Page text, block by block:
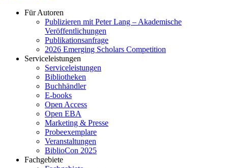
Für Autoren
Publizieren mit Peter Lang – Akademische
Veröffentlichungen
Publikationsanfrage
2026 Emerging Scholars Competition
Serviceleistungen
Serviceleistungen
Bibliotheken
Buchhändler
E-books
Open Access
Open EBA
Marketing & Presse
Probeexemplare
Veranstaltungen
BiblioCon 2025
Fachgebiete